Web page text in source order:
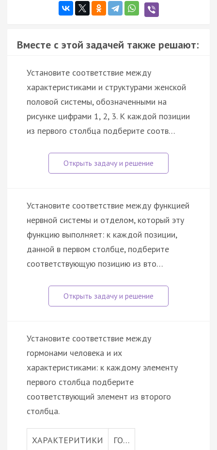
Вместе с этой задачей также решают:
Установите соответствие между
характеристиками и структурами женской
половой системы, обозначенными на
рисунке цифрами 1, 2, 3. К каждой позиции
из первого столбца подберите соотв…
Установите соответствие между функцией
нервной системы и отделом, который эту
функцию выполняет: к каждой позиции,
данной в первом столбце, подберите
соответствующую позицию из вто…
Установите соответствие между
гормонами человека и их
характеристиками: к каждому элементу
первого столбца подберите
соответствующий элемент из второго
столбца.
ХАРАКТЕРИТИКИ ГО…